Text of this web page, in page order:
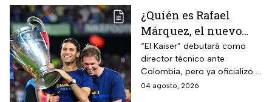
¿Quién es Rafael
Márquez, el nuevo
entrenador de la
Selección Mexicana
que debutará con
Colombia, Perú y
“El Kaiser” debutará como
director técnico ante
Colombia, pero ya oficializó la
fecha de su primer encuentro
04 agosto, 2026